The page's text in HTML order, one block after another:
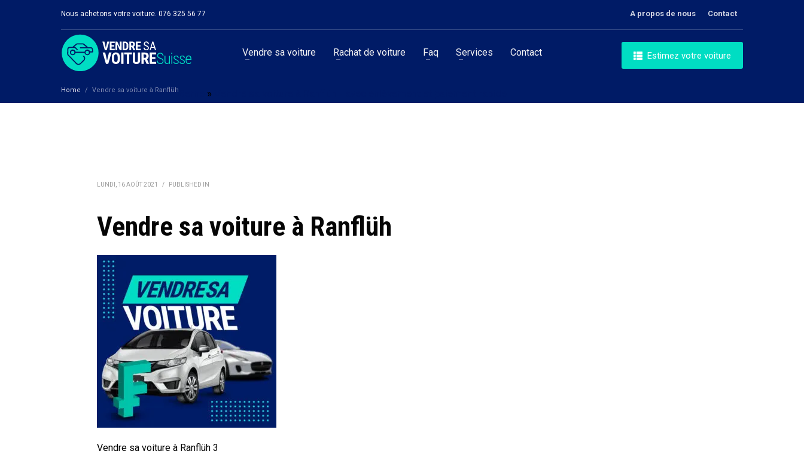
Nous achetons votre voiture. 076 325 56 77 A propos de nous Contact
Vendre sa voiture Rachat de voiture Faq Services Contact Estimez votre voiture
Home »
Vendre sa voiture à Ranflüh
LUNDI, 16 AOÛT 2021 / PUBLISHED IN
Vendre sa voiture à Ranflüh
Vendre sa voiture à Ranflüh 3